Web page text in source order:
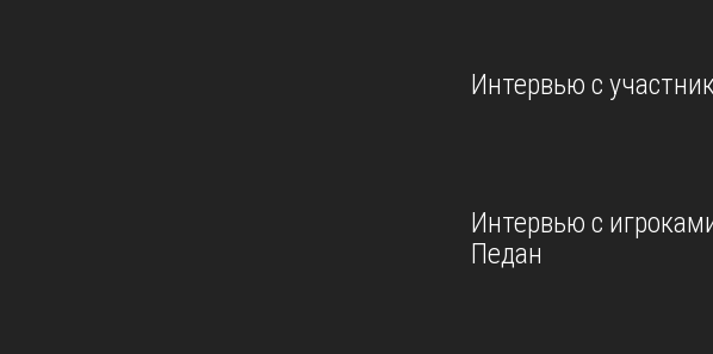
Интервью с
Интервью с
Педан